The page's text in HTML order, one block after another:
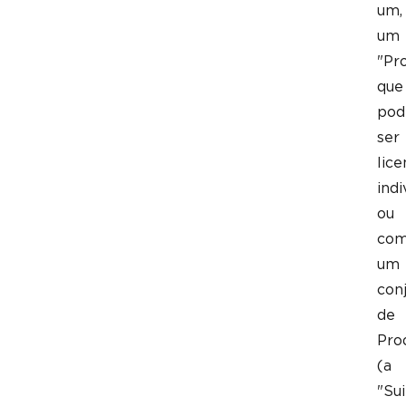
um,
um
que
ser
ou
um
de
(a